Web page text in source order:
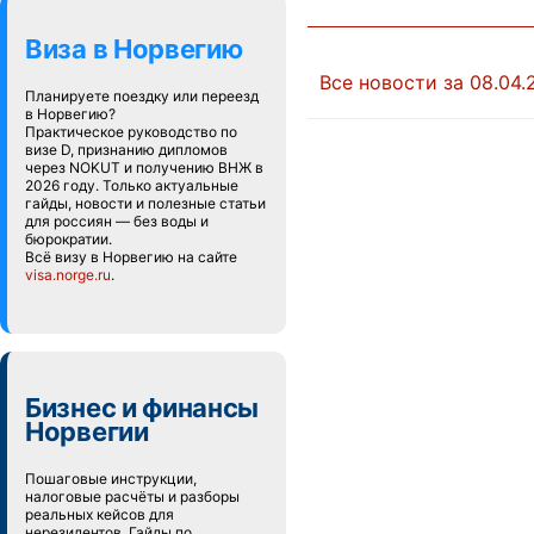
Виза в Норвегию
Планируете поездку или переезд
в Норвегию?
Практическое руководство по
визе D, признанию дипломов
через NOKUT и получению ВНЖ в
2026 году. Только актуальные
гайды, новости и полезные статьи
для россиян — без воды и
бюрократии.
Всё визу в Норвегию на сайте
visa.norge.ru.
Бизнес и финансы
Норвегии
Пошаговые инструкции,
налоговые расчёты и разборы
реальных кейсов для
Все новости за